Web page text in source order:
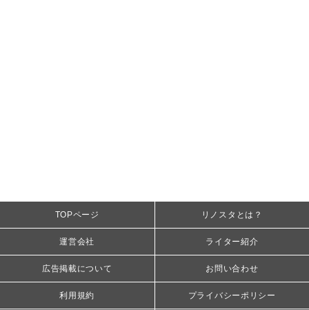
TOPページ リノスタとは？
運営会社 ライター紹介
広告掲載について お問い合わせ
利用規約 プライバシーポリシー